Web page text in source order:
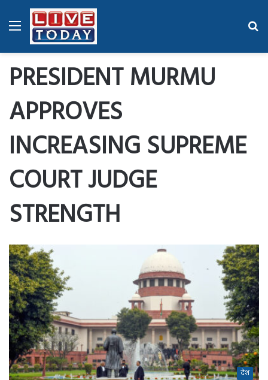
Menu
PRESIDENT MURMU
APPROVES
INCREASING SUPREME
COURT JUDGE
STRENGTH
देश